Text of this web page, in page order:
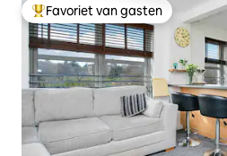
Topfavoriet van gasten
Favoriet van gasten